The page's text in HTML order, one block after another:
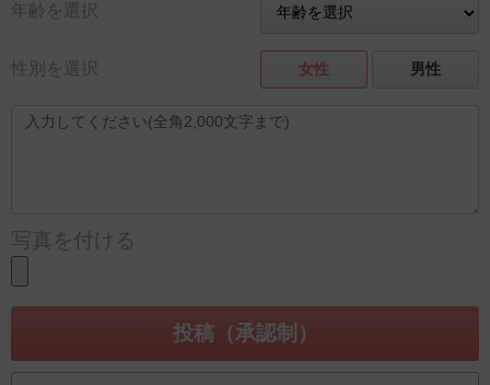
年齢を選択
性別を選択 女性 男性
写真を付ける